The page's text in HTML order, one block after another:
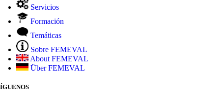
Servicios
Formación
Temáticas
Sobre FEMEVAL
About FEMEVAL
Über FEMEVAL